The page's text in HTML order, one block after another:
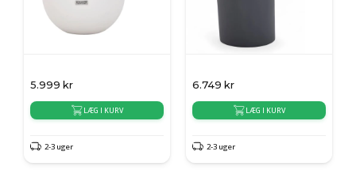
5.999 kr
LÆG I KURV
2-3 uger
6.749 kr
LÆG I KURV
2-3 uger